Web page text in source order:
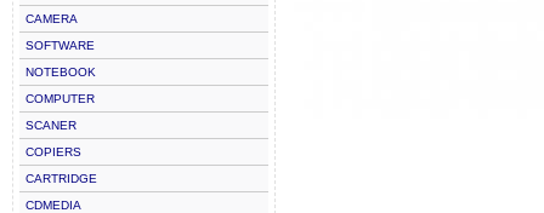
CAMERA
SOFTWARE
NOTEBOOK
COMPUTER
SCANER
COPIERS
CARTRIDGE
CDMEDIA